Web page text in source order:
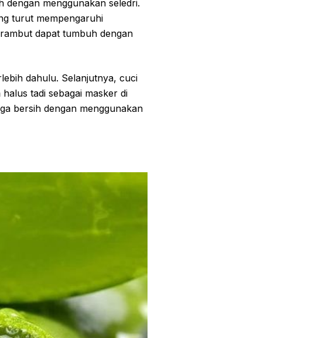
dengan menggunakan seledri.
turut mempengaruhi
dapat tumbuh dengan
dahulu. Selanjutnya, cuci
tadi sebagai masker di
bersih dengan menggunakan